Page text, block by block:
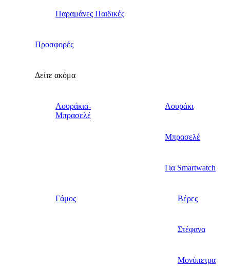
Παραμάνες Παιδικές
Προσφορές
Δείτε ακόμα
Λουράκια-
Μπρασελέ
Λουράκι
Μπρασελέ
Για Smartwatch
Γάμος Βέρες
Στέφανα
Μονόπετρα